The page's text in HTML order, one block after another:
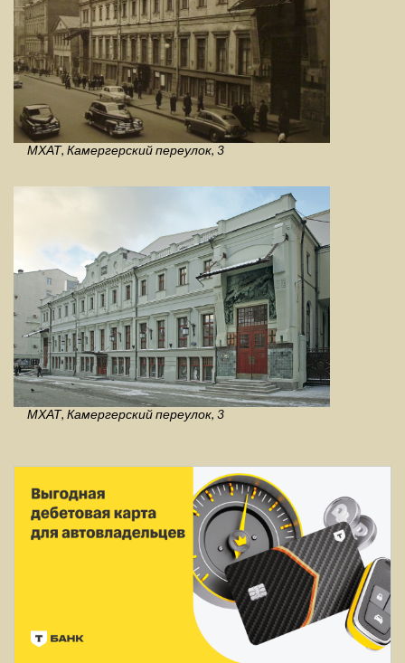
МХАТ, Камергерский переулок, 3
МХАТ, Камергерский переулок, 3